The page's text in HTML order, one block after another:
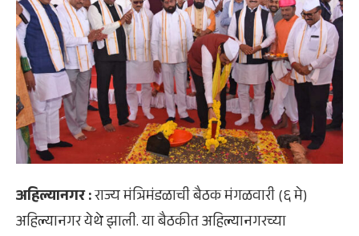
अहिल्यानगर :राज्य मंत्रिमंडळाची बैठक मंगळवारी (६ मे)
अहिल्यानगर येथे झाली. या बैठकीत अहिल्यानगरच्या